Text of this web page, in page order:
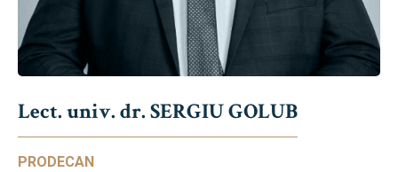
Lect. univ. dr. SERGIU GOLUB
PRODECAN